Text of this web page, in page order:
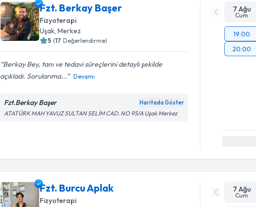
Fzt. Berkay Başer
Fizyoterapi
Uşak, Merkez
5 (17 Değerlendirme)
Berkay Bey, tanı ve tedavi süreçlerini detaylı şekilde
açıkladı. Sorularıma...
Devamı
Fzt.Berkay Başer Haritada Göster
ATATÜRK MAH YAVUZ SULTAN SELİM CAD. NO 95/A Uşak Merkez
7 Ağu
Cum
19:00
20:00
Fzt. Burcu Aplak
Fizyoterapi
7 Ağu
Cum